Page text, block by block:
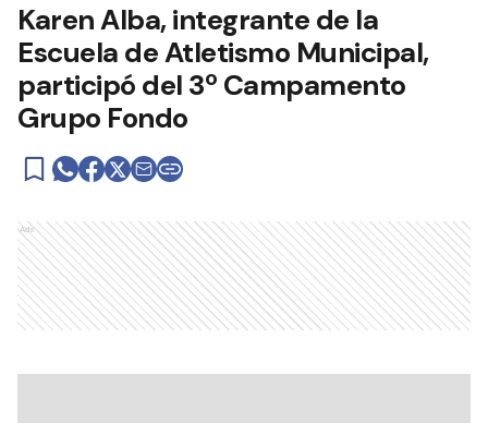
Karen Alba, integrante de la
Escuela de Atletismo Municipal,
participó del 3º Campamento
Grupo Fondo
Ads